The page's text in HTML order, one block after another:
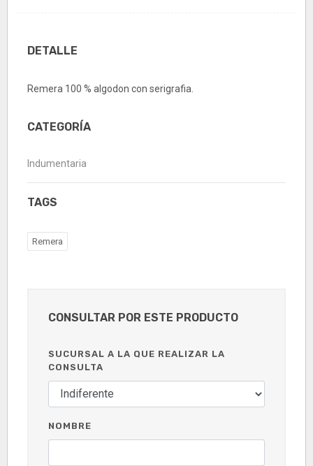
DETALLE
Remera 100 % algodon con serigrafia.
CATEGORÍA
Indumentaria
TAGS
Remera
CONSULTAR POR ESTE PRODUCTO
SUCURSAL A LA QUE REALIZAR LA
CONSULTA
NOMBRE